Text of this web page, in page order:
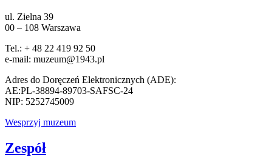
ul. Zielna 39
00 – 108 Warszawa
Tel.: + 48 22 419 92 50
e-mail: muzeum@1943.pl
Adres do Doręczeń Elektronicznych (ADE):
AE:PL-38894-89703-SAFSC-24
NIP: 5252745009
Wesprzyj muzeum
Zespół